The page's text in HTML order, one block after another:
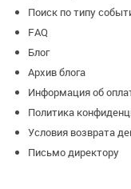
Поиск по типу
FAQ
Блог
Архив блога
Информация об
Политика
Условия возврата
Письмо директору